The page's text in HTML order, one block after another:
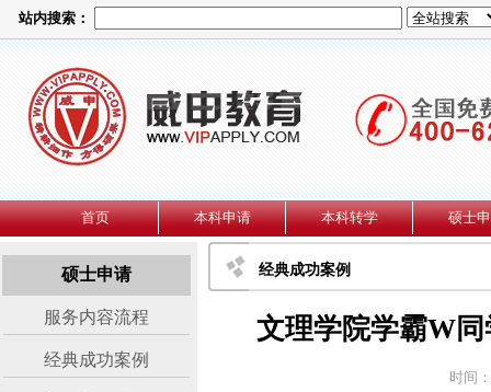
站内搜索：
首页 本科申请 本科转学 硕士
硕士申请
服务内容流程
经典成功案例
经典成功案例
文理学院学霸W
时间